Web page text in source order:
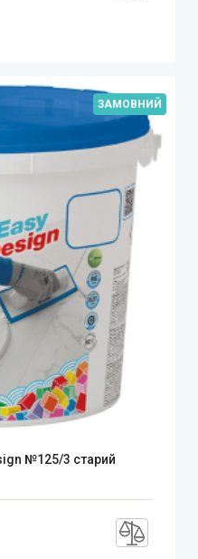
ЗАМОВНИЙ
№125/3 старий